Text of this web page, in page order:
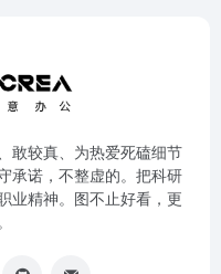
敢较真、为热爱死磕细节
承诺，不整虚的。把科研
业精神。图不止好看，更